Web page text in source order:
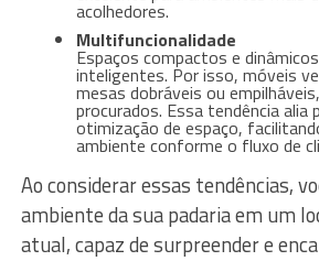
acolhedores.
Multifuncionalidade
Espaços compactos e
inteligentes. Por isso, móveis
mesas dobráveis ou
procurados. Essa tendência alia
otimização de espaço,
ambiente conforme o fluxo de
Ao considerar essas tendências,
ambiente da sua padaria em um
atual, capaz de surpreender e